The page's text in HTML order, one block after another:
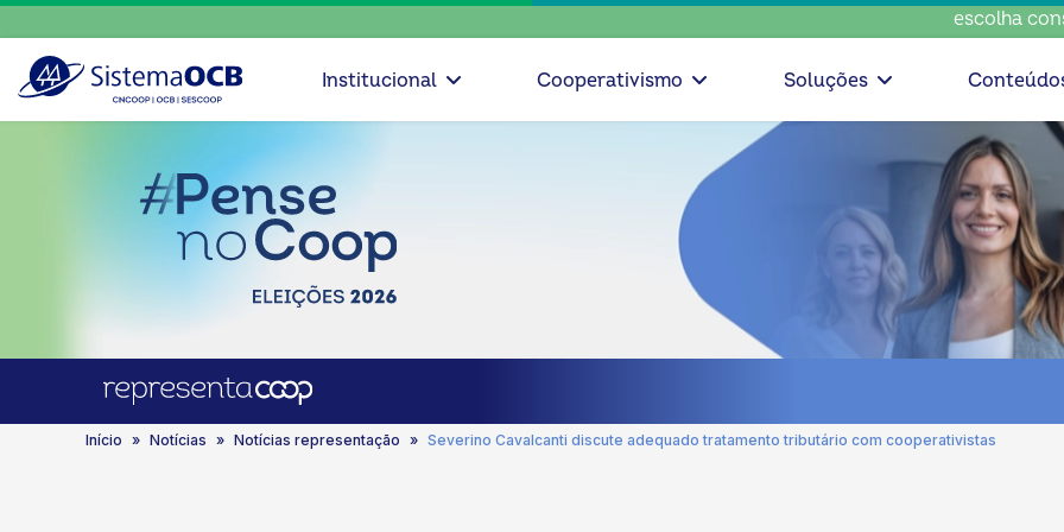
escolha consciente,
Institucional Cooperativismo Soluções
Início Notícias Notícias representação Severino Cavalcanti discute adequado tratamento tributário com cooperativistas